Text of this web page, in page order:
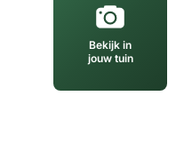
Bekijk in
jouw tuin